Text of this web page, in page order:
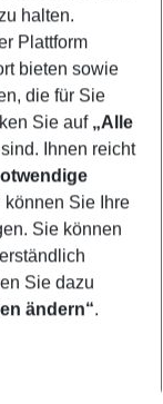
halten.
Plattform
bieten sowie
die für Sie
Sie auf „Alle
Ihnen reicht
können Sie Ihre
Sie können
Sie dazu
ändern“.